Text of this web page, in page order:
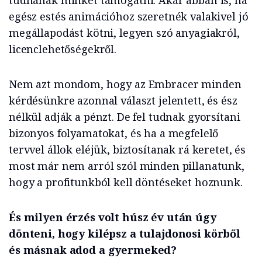
egész estés animációhoz szeretnék valakivel jó
megállapodást kötni, legyen szó anyagiakról,
licenclehetőségekről.
Nem azt mondom, hogy az Embracer minden
kérdésünkre azonnal választ jelentett, és ész
nélkül adják a pénzt. De fel tudnak gyorsítani
bizonyos folyamatokat, és ha a megfelelő
tervvel állok eléjük, biztosítanak rá keretet, és
most már nem arról szól minden pillanatunk,
hogy a profitunkból kell döntéseket hoznunk.
És milyen érzés volt húsz év után úgy
dönteni, hogy kilépsz a tulajdonosi körből
és másnak adod a gyermeked?